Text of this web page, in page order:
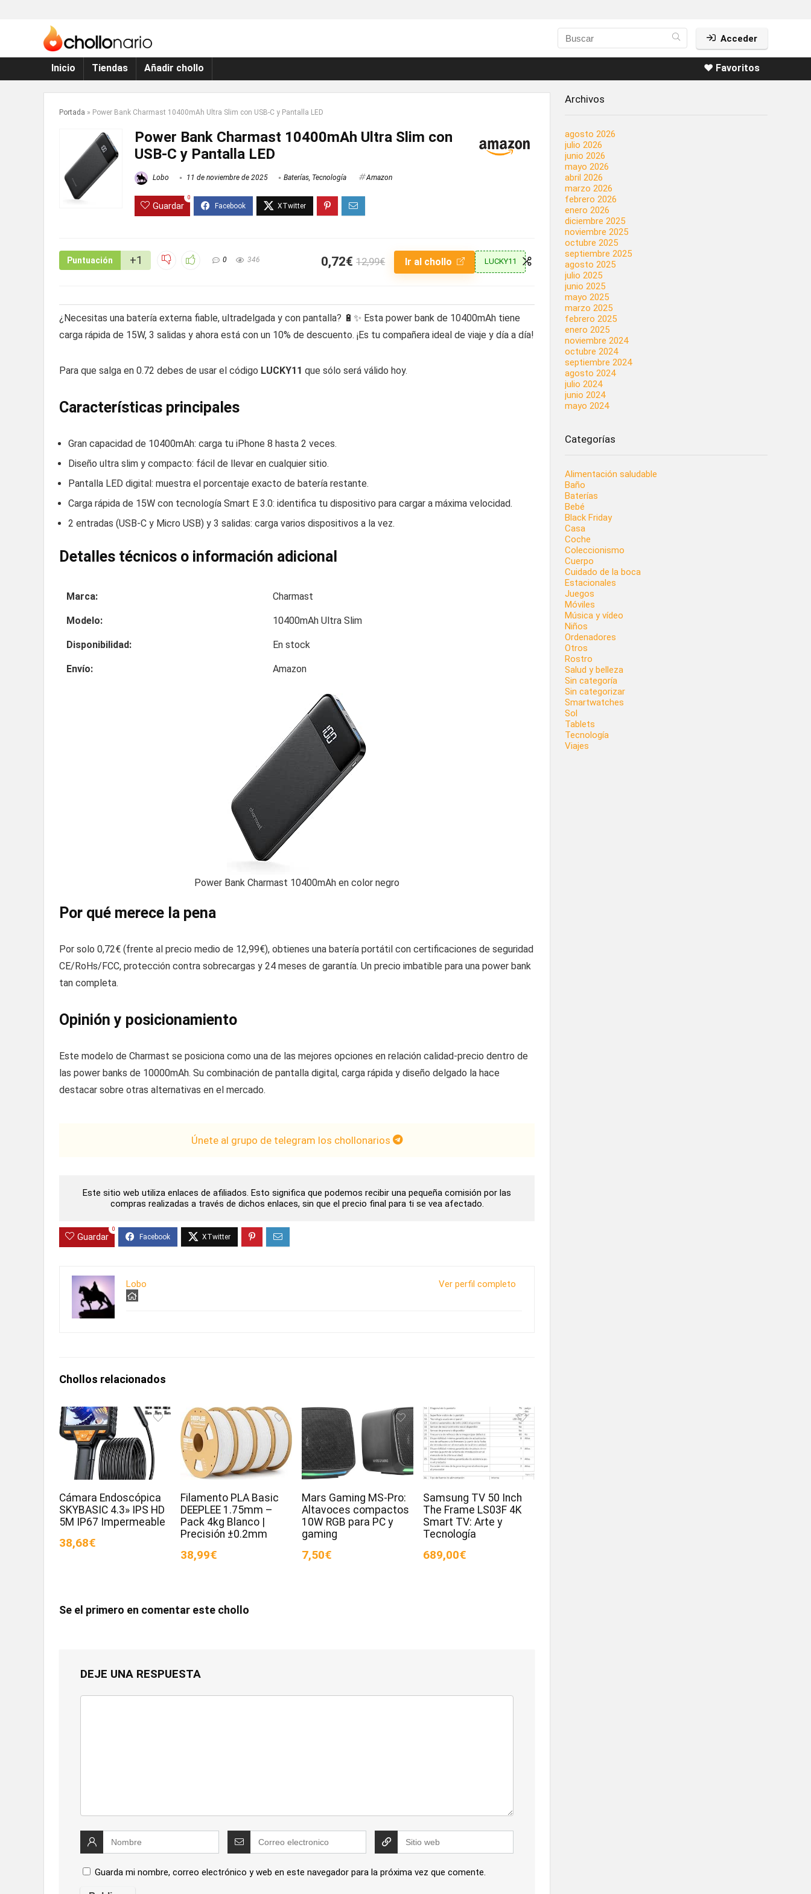
Acceder
Inicio Tiendas Añadir chollo ❤️ Favoritos
Portada » Power Bank Charmast 10400mAh Ultra Slim con USB-C y Pantalla LED
Power Bank Charmast 10400mAh Ultra Slim con
USB-C y Pantalla LED
Lobo 11 de noviembre de 2025 Baterías, Tecnología Amazon
Guardar
0
Puntuación +1 0 346 0,72€ 12,99€ Ir al chollo LUCKY11
¿Necesitas una batería externa fiable, ultradelgada y con pantalla? 🔋✨ Esta power bank de 10400mAh tiene
carga rápida de 15W, 3 salidas y ahora está con un 10% de descuento. ¡Es tu compañera ideal de viaje y día a día!
Para que salga en 0.72 debes de usar el código LUCKY11 que sólo será válido hoy.
Características principales
Gran capacidad de 10400mAh: carga tu iPhone 8 hasta 2 veces.
Diseño ultra slim y compacto: fácil de llevar en cualquier sitio.
Pantalla LED digital: muestra el porcentaje exacto de batería restante.
Carga rápida de 15W con tecnología Smart E 3.0: identifica tu dispositivo para cargar a máxima velocidad.
2 entradas (USB-C y Micro USB) y 3 salidas: carga varios dispositivos a la vez.
Detalles técnicos o información adicional
Marca: Charmast
Modelo: 10400mAh Ultra Slim
Disponibilidad: En stock
Envío: Amazon
Power Bank Charmast 10400mAh en color negro
Por qué merece la pena
Por solo 0,72€ (frente al precio medio de 12,99€), obtienes una batería portátil con certificaciones de seguridad
CE/RoHs/FCC, protección contra sobrecargas y 24 meses de garantía. Un precio imbatible para una power bank
tan completa.
Opinión y posicionamiento
Este modelo de Charmast se posiciona como una de las mejores opciones en relación calidad-precio dentro de
las power banks de 10000mAh. Su combinación de pantalla digital, carga rápida y diseño delgado la hace
destacar sobre otras alternativas en el mercado.
Únete al grupo de telegram los chollonarios
Este sitio web utiliza enlaces de afiliados. Esto significa que podemos recibir una pequeña comisión por las
compras realizadas a través de dichos enlaces, sin que el precio final para ti se vea afectado.
Guardar
0
Ver perfil completo
Lobo
Chollos relacionados
Cámara Endoscópica
SKYBASIC 4.3» IPS HD
5M IP67 Impermeable
38,68€
Filamento PLA Basic
DEEPLEE 1.75mm –
Pack 4kg Blanco |
Precisión ±0.2mm
38,99€
Mars Gaming MS-Pro:
Altavoces compactos
10W RGB para PC y
gaming
7,50€
Samsung TV 50 Inch
The Frame LS03F 4K
Smart TV: Arte y
Tecnología
689,00€
Se el primero en comentar este chollo
DEJE UNA RESPUESTA
Guarda mi nombre, correo electrónico y web en este navegador para la próxima vez que comente.
Archivos
agosto 2026
julio 2026
junio 2026
mayo 2026
abril 2026
marzo 2026
febrero 2026
enero 2026
diciembre 2025
noviembre 2025
octubre 2025
septiembre 2025
agosto 2025
julio 2025
junio 2025
mayo 2025
marzo 2025
febrero 2025
enero 2025
noviembre 2024
octubre 2024
septiembre 2024
agosto 2024
julio 2024
junio 2024
mayo 2024
Categorías
Alimentación saludable
Baño
Baterías
Bebé
Black Friday
Casa
Coche
Coleccionismo
Cuerpo
Cuidado de la boca
Estacionales
Juegos
Móviles
Música y vídeo
Niños
Ordenadores
Otros
Rostro
Salud y belleza
Sin categoría
Sin categorizar
Smartwatches
Sol
Tablets
Tecnología
Viajes